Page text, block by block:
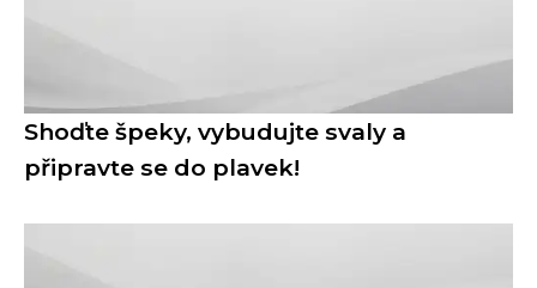
Shoďte špeky, vybudujte svaly a
připravte se do plavek!